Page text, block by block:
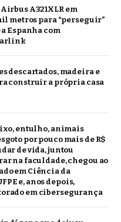
A321XLR em
metros para “perseguir”
Espanha com
descartados, madeira e
construir a própria casa
entulho, animais
por pouco mais de R$
de vida, juntou
na faculdade, chegou ao
em Ciência da
e, anos depois,
em cibersegurança